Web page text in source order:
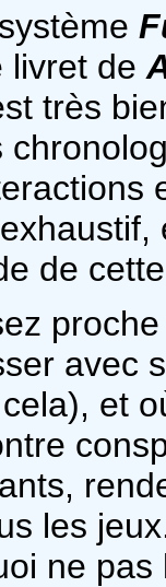
livret de
très
de
avec
et
les
ne